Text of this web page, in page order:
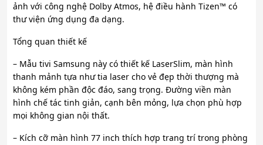
ảnh với công nghệ Dolby Atmos, hệ điều hành Tizen™ có
thư viện ứng dụng đa dạng.
Tổng quan thiết kế
– Mẫu tivi Samsung này có thiết kế LaserSlim, màn hình
thanh mảnh tựa như tia laser cho vẻ đẹp thời thượng mà
không kém phần độc đáo, sang trọng. Đường viền màn
hình chế tác tinh giản, cạnh bên mỏng, lựa chọn phù hợp
mọi không gian nội thất.
– Kích cỡ màn hình 77 inch thích hợp trang trí trong phòng